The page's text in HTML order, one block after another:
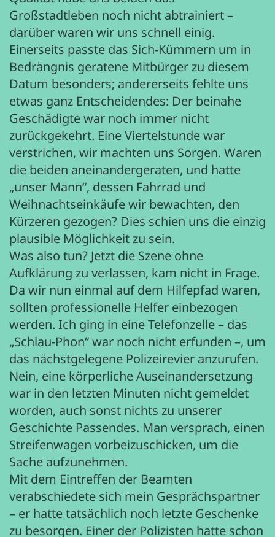
Großstadtleben noch nicht abtrainiert –
darüber waren wir uns schnell einig.
Einerseits passte das Sich-Kümmern um in
Bedrängnis geratene Mitbürger zu diesem
Datum besonders; andererseits fehlte uns
etwas ganz Entscheidendes: Der beinahe
Geschädigte war noch immer nicht
zurückgekehrt. Eine Viertelstunde war
verstrichen, wir machten uns Sorgen. Waren
die beiden aneinandergeraten, und hatte
„unser Mann“, dessen Fahrrad und
Weihnachtseinkäufe wir bewachten, den
Kürzeren gezogen? Dies schien uns die einzig
plausible Möglichkeit zu sein.
Was also tun? Jetzt die Szene ohne
Aufklärung zu verlassen, kam nicht in Frage.
Da wir nun einmal auf dem Hilfepfad waren,
sollten professionelle Helfer einbezogen
werden. Ich ging in eine Telefonzelle – das
„Schlau-Phon“ war noch nicht erfunden –, um
das nächstgelegene Polizeirevier anzurufen.
Nein, eine körperliche Auseinandersetzung
war in den letzten Minuten nicht gemeldet
worden, auch sonst nichts zu unserer
Geschichte Passendes. Man versprach, einen
Streifenwagen vorbeizuschicken, um die
Sache aufzunehmen.
Mit dem Eintreffen der Beamten
verabschiedete sich mein Gesprächspartner
– er hatte tatsächlich noch letzte Geschenke
zu besorgen. Einer der Polizisten hatte schon